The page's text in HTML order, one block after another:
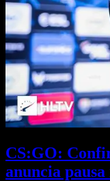
CS:GO:
anuncia